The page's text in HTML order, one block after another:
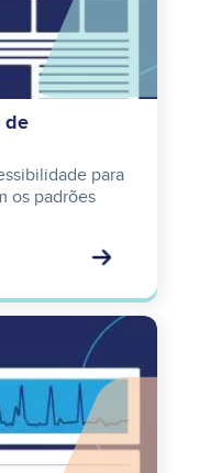
de
para
os padrões